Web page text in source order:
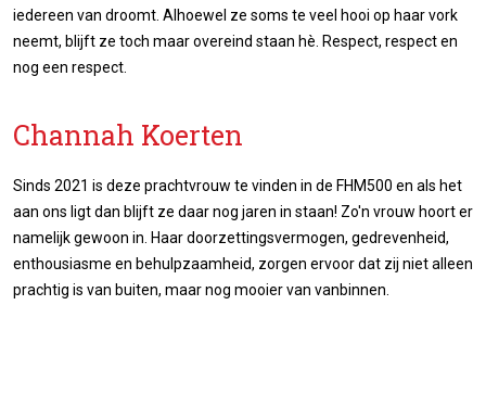
iedereen van droomt. Alhoewel ze soms te veel hooi op haar vork
neemt, blijft ze toch maar overeind staan hè. Respect, respect en
nog een respect.
Channah Koerten
Sinds 2021 is deze prachtvrouw te vinden in de FHM500 en als het
aan ons ligt dan blijft ze daar nog jaren in staan! Zo'n vrouw hoort er
namelijk gewoon in. Haar doorzettingsvermogen, gedrevenheid,
enthousiasme en behulpzaamheid, zorgen ervoor dat zij niet alleen
prachtig is van buiten, maar nog mooier van vanbinnen.